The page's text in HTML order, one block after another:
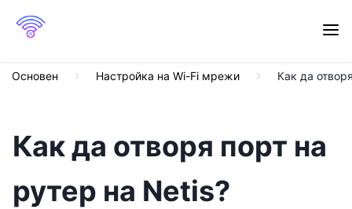
Основен Настройка на Wi-Fi мрежи Как да
Как да отворя порт на
рутер на Netis?